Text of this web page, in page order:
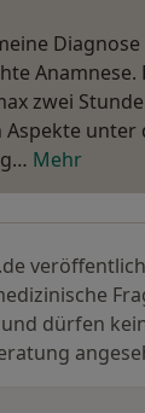
Anamnese.
zwei
unter
Mehr
dürfen